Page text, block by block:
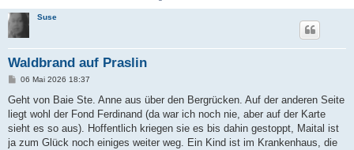
Suse
Waldbrand auf Praslin
B
i
r
a
06 Mai 2026 18:37
Geht von Baie Ste. Anne aus über den Bergrücken. Auf der anderen Seite
liegt wohl der Fond Ferdinand (da war ich noch nie, aber auf der Karte
sieht es so aus). Hoffentlich kriegen sie es bis dahin gestoppt, Maital ist
ja zum Glück noch einiges weiter weg. Ein Kind ist im Krankenhaus, die